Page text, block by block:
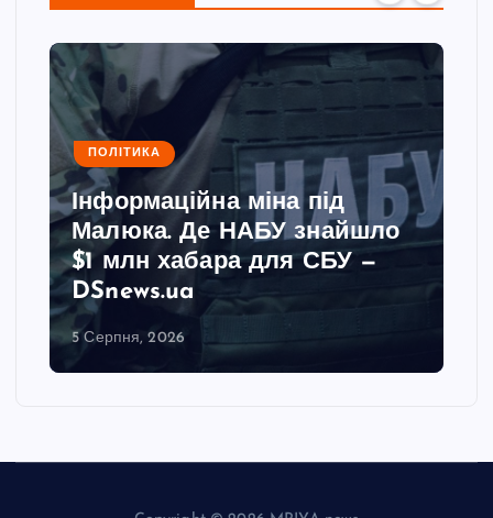
ПОЛІТИКА
Інформаційна міна під
Малюка. Де НАБУ знайшло
$1 млн хабара для СБУ —
DSnews.ua
5 Серпня, 2026